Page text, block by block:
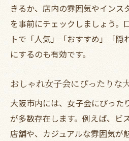
きるか、店内の雰囲気やインス
を事前にチェックしましょう。
トで「人気」「おすすめ」「隠
にするのも有効です。
おしゃれ女子会にぴったりな
大阪市内には、女子会にぴった
が多数存在します。例えば、ビ
店舗や、カジュアルな雰囲気が